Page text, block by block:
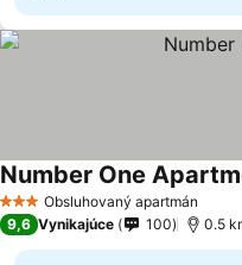
3 Počet hviezdičiek
Obsluhovaný apartmán
Number One
9,6 Vynikajúce 100 0.5